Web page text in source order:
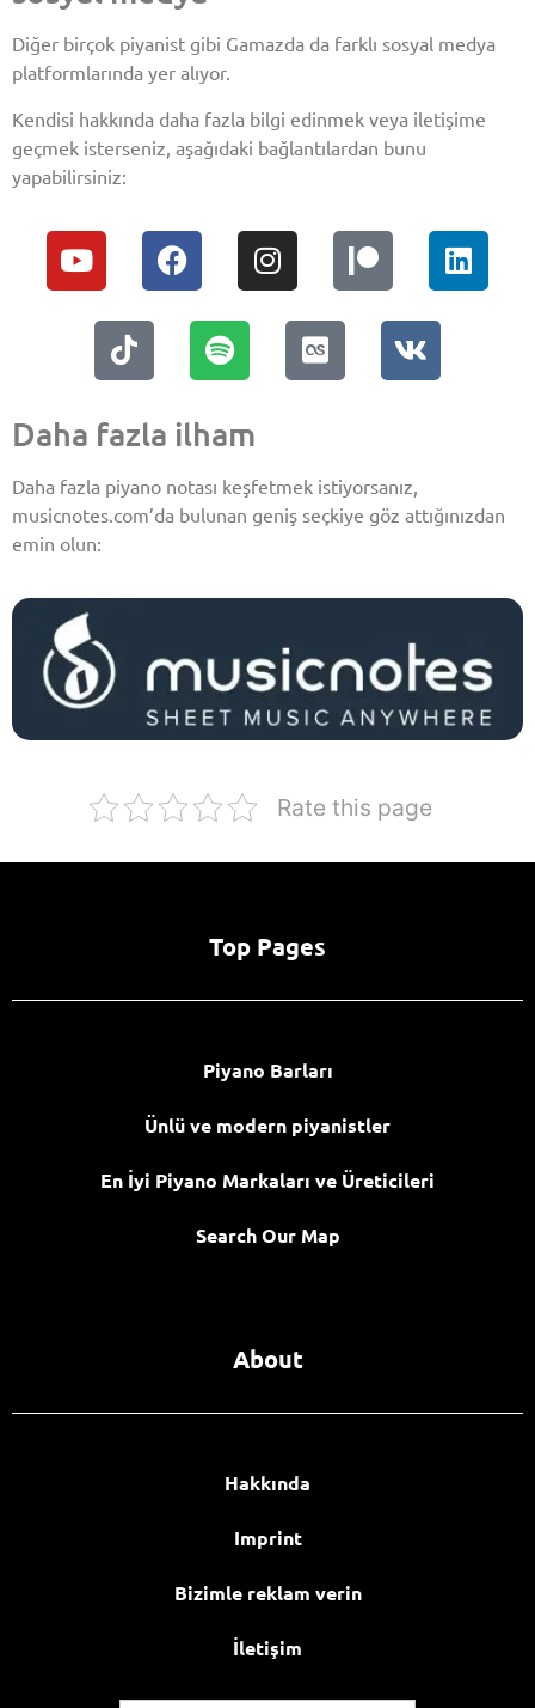
Diğer birçok piyanist gibi Gamazda da farklı sosyal medya
platformlarında yer alıyor.
Kendisi hakkında daha fazla bilgi edinmek veya iletişime
geçmek isterseniz, aşağıdaki bağlantılardan bunu
yapabilirsiniz:
Daha fazla ilham
Daha fazla piyano notası keşfetmek istiyorsanız,
musicnotes.com’da bulunan geniş seçkiye göz attığınızdan
emin olun:
Rate this page
Top Pages
Piyano Barları
Ünlü ve modern piyanistler
En İyi Piyano Markaları ve Üreticileri
Search Our Map
About
Hakkında
Imprint
Bizimle reklam verin
İletişim